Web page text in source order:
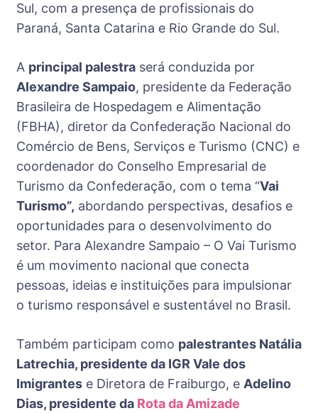
Sul, com a presença de profissionais do
Paraná, Santa Catarina e Rio Grande do Sul.
A principal palestra será conduzida por
Alexandre Sampaio, presidente da Federação
Brasileira de Hospedagem e Alimentação
(FBHA), diretor da Confederação Nacional do
Comércio de Bens, Serviços e Turismo (CNC) e
coordenador do Conselho Empresarial de
Turismo da Confederação, com o tema “Vai
Turismo”, abordando perspectivas, desafios e
oportunidades para o desenvolvimento do
setor. Para Alexandre Sampaio – O Vai Turismo
é um movimento nacional que conecta
pessoas, ideias e instituições para impulsionar
o turismo responsável e sustentável no Brasil.
Também participam como palestrantes Natália
Latrechia, presidente da IGR Vale dos
Imigrantes e Diretora de Fraiburgo, e Adelino
Dias, presidente da Rota da Amizade